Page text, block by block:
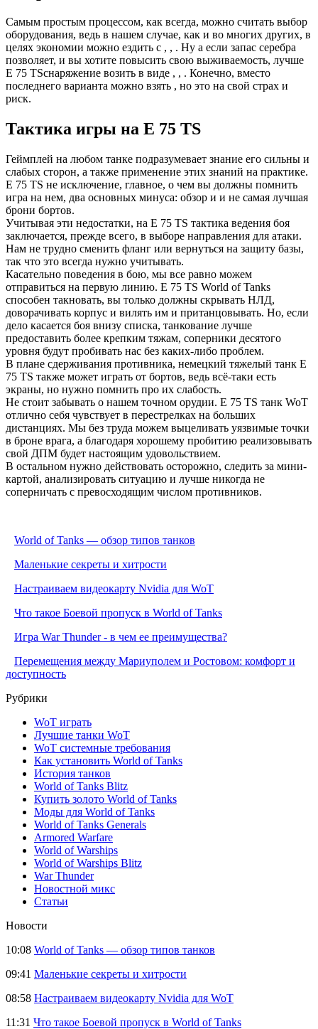
Самым простым процессом, как всегда, можно считать выбор
оборудования, ведь в нашем случае, как и во многих других, в
целях экономии можно ездить с , , . Ну а если запас серебра
позволяет, и вы хотите повысить свою выживаемость, лучше
E 75 TSснаряжение возить в виде , , . Конечно, вместо
последнего варианта можно взять , но это на свой страх и
риск.
Тактика игры на E 75 TS
Геймплей на любом танке подразумевает знание его сильны и
слабых сторон, а также применение этих знаний на практике.
E 75 TS не исключение, главное, о чем вы должны помнить
игра на нем, два основных минуса: обзор и и не самая лучшая
брони бортов.
Учитывая эти недостатки, на E 75 TS тактика ведения боя
заключается, прежде всего, в выборе направления для атаки.
Нам не трудно сменить фланг или вернуться на защиту базы,
так что это всегда нужно учитывать.
Касательно поведения в бою, мы все равно можем
отправиться на первую линию. E 75 TS World of Tanks
способен такновать, вы только должны скрывать НЛД,
доворачивать корпус и вилять им и пританцовывать. Но, если
дело касается боя внизу списка, танкование лучше
предоставить более крепким тяжам, соперники десятого
уровня будут пробивать нас без каких-либо проблем.
В плане сдерживания противника, немецкий тяжелый танк E
75 TS также может играть от бортов, ведь всё-таки есть
экраны, но нужно помнить про их слабость.
Не стоит забывать о нашем точном орудии. E 75 TS танк WoT
отлично себя чувствует в перестрелках на больших
дистанциях. Мы без труда можем выцеливать уязвимые точки
в броне врага, а благодаря хорошему пробитию реализовывать
свой ДПМ будет настоящим удовольствием.
В остальном нужно действовать осторожно, следить за мини-
картой, анализировать ситуацию и лучше никогда не
соперничать с превосходящим числом противников.
World of Tanks — обзор типов танков
Маленькие секреты и хитрости
Настраиваем видеокарту Nvidia для WoT
Что такое Боевой пропуск в World of Tanks
Игра War Thunder - в чем ее преимущества?
Перемещения между Мариуполем и Ростовом: комфорт и
доступность
Рубрики
WoT играть
Лучшие танки WoT
WoT системные требования
Как установить World of Tanks
История танков
World of Tanks Blitz
Купить золото World of Tanks
Моды для World of Tanks
World of Tanks Generals
Armored Warfare
World of Warships
World of Warships Blitz
War Thunder
Новостной микс
Статьи
Новости
10:08 World of Tanks — обзор типов танков
09:41 Маленькие секреты и хитрости
08:58 Настраиваем видеокарту Nvidia для WoT
11:31 Что такое Боевой пропуск в World of Tanks